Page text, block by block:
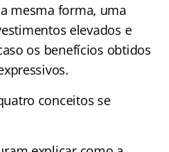
mesma forma, uma
elevados e
os benefícios obtidos
conceitos se